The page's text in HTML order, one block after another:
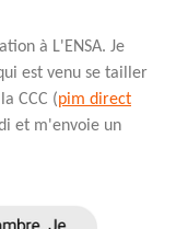
à L'ENSA. Je
est venu se tailler
CCC (pim direct
et m'envoie un